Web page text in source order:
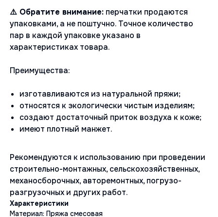
⚠️ Обратите внимание: перчатки продаются
упаковками, а не поштучно. Точное количество
пар в каждой упаковке указано в
характеристиках товара.
Преимущества:
изготавливаются из натуральной пряжи;
относятся к экологически чистым изделиям;
создают достаточный приток воздуха к коже;
имеют плотный манжет.
Рекомендуются к использованию при проведении
строительно-монтажных, сельскохозяйственных,
механосборочных, авторемонтных, погрузо-
разгрузочных и других работ.
Материал: Пряжа смесовая